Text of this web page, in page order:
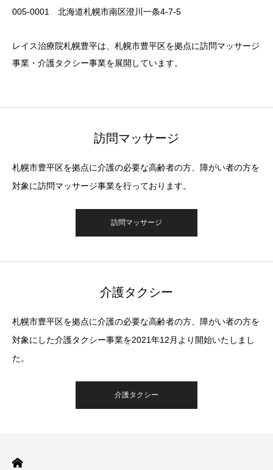
005-0001 北海道札幌市南区澄川一条4-7-5
レイス治療院札幌豊平は、札幌市豊平区を拠点に訪問マッサージ
事業・介護タクシー事業を展開しています。
訪問マッサージ
札幌市豊平区を拠点に介護の必要な高齢者の方、障がい者の方を
対象に訪問マッサージ事業を行っております。
訪問マッサージ
介護タクシー
札幌市豊平区を拠点に介護の必要な高齢者の方、障がい者の方を
対象にした介護タクシー事業を2021年12月より開始いたしまし
た。
介護タクシー